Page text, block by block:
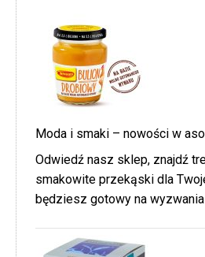
Moda i smaki – nowości w
Odwiedź nasz sklep, znajdź
smakowite przekąski dla
będziesz gotowy na